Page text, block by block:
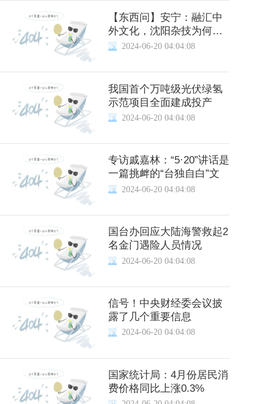
【东西问】安宁：融汇中
外文化，沈阳杂技为何成
为中国外交名片？
2024-06-20 04:04:08
我国首个万吨级光伏绿氢
示范项目全面建成投产
2024-06-20 04:04:08
专访戚嘉林：“5·20”讲话是
一篇挑衅的“台独自白”文
2024-06-20 04:04:08
国台办回应大陆海警救起2
名金门遇险人员情况
2024-06-20 04:04:08
信号！中央财经委会议披
露了几个重要信息
2024-06-20 04:04:08
国家统计局：4月份居民消
费价格同比上涨0.3%